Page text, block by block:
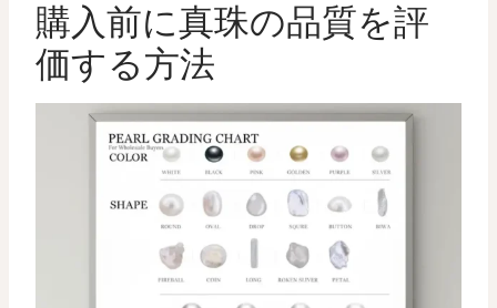
購入前に真珠の品質を評
価する方法